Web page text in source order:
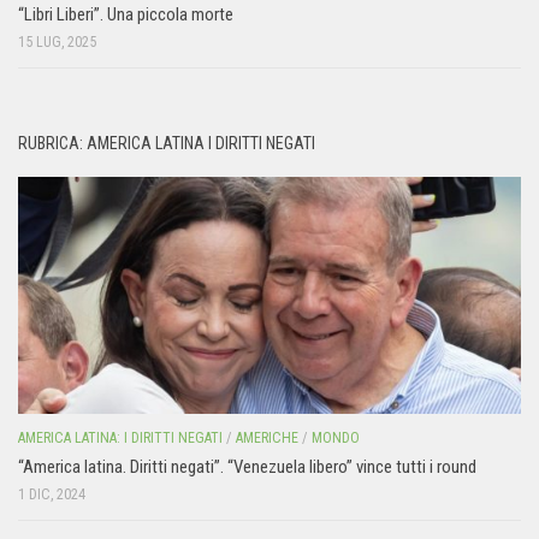
“Libri Liberi”. Una piccola morte
15 LUG, 2025
RUBRICA: AMERICA LATINA I DIRITTI NEGATI
AMERICA LATINA: I DIRITTI NEGATI / AMERICHE / MONDO
“America latina. Diritti negati”. “Venezuela libero” vince tutti i round
1 DIC, 2024